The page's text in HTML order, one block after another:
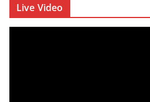
Live Video